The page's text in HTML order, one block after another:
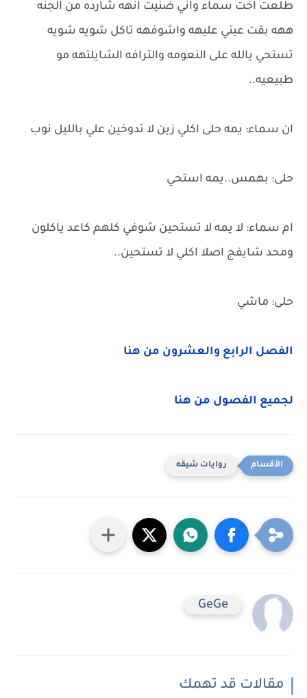
طلعت اخت سماء واني ضنيت انهه شارده من الجنه
ههه بقت عيني عليهه واشوفهه تاكل شويه شويه
تستحي يالله على النعومه والترافه الشايلتهه مو
طبيعيه..
ان سماء: يمه حلى اكلي زين لا تدوخين علي بالليل نوب
حلى: بهمس..يمه استحي
ام سماء: لا يمه لا تستحين شوفي كلهم كاعد ياكلون
ومحد شايفج اصلا اكلي لا تستحين..
حلى: ماشي
الفصل الرابع والعشرون من هنا
لجميع الفصول من هنا
روايات شيقه
GeGe
مقالات قد تهمك